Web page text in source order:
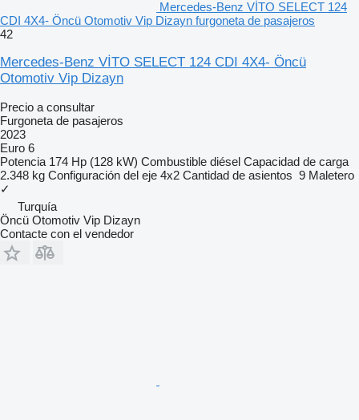
Mercedes-Benz VİTO SELECT 124
CDI 4X4- Öncü Otomotiv Vip Dizayn furgoneta de pasajeros
42
Mercedes-Benz VİTO SELECT 124 CDI 4X4- Öncü
Otomotiv Vip Dizayn
Precio a consultar
Furgoneta de pasajeros
2023
Euro 6
Potencia 174 Hp (128 kW) Combustible diésel Capacidad de carga
2.348 kg Configuración del eje 4x2 Cantidad de asientos 9 Maletero
✓
Turquía
Öncü Otomotiv Vip Dizayn
Contacte con el vendedor